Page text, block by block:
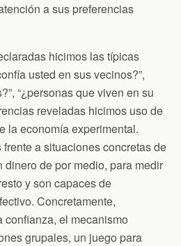
a sus preferencias
hicimos las típicas
usted en sus vecinos?”,
“¿personas que viven en su
reveladas hicimos uso de
la economía experimental.
a situaciones concretas de
de por medio, para medir
y son capaces de
Concretamente,
el mecanismo
grupales, un juego para